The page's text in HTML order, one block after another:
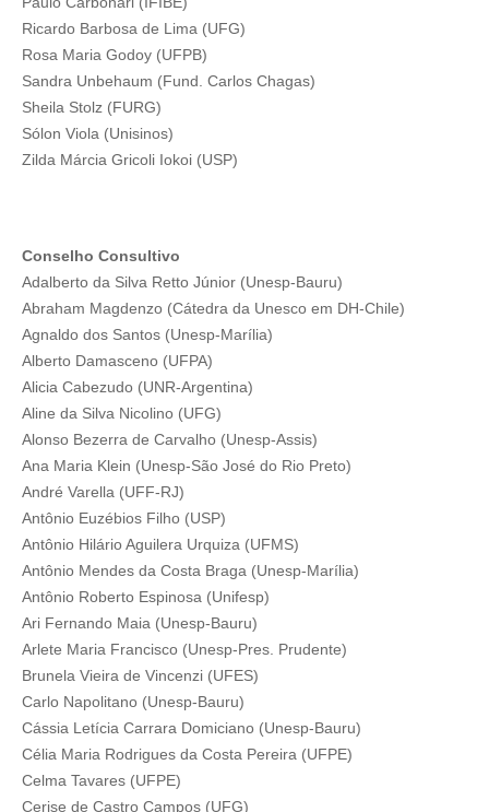
Ricardo Barbosa de Lima (UFG)
Rosa Maria Godoy (UFPB)
Sandra Unbehaum (Fund. Carlos Chagas)
Sheila Stolz (FURG)
Sólon Viola (Unisinos)
Zilda Márcia Gricoli Iokoi (USP)
Conselho Consultivo
Adalberto da Silva Retto Júnior (Unesp-Bauru)
Abraham Magdenzo (Cátedra da Unesco em DH-Chile)
Agnaldo dos Santos (Unesp-Marília)
Alberto Damasceno (UFPA)
Alicia Cabezudo (UNR-Argentina)
Aline da Silva Nicolino (UFG)
Alonso Bezerra de Carvalho (Unesp-Assis)
Ana Maria Klein (Unesp-São José do Rio Preto)
André Varella (UFF-RJ)
Antônio Euzébios Filho (USP)
Antônio Hilário Aguilera Urquiza (UFMS)
Antônio Mendes da Costa Braga (Unesp-Marília)
Antônio Roberto Espinosa (Unifesp)
Ari Fernando Maia (Unesp-Bauru)
Arlete Maria Francisco (Unesp-Pres. Prudente)
Brunela Vieira de Vincenzi (UFES)
Carlo Napolitano (Unesp-Bauru)
Cássia Letícia Carrara Domiciano (Unesp-Bauru)
Célia Maria Rodrigues da Costa Pereira (UFPE)
Celma Tavares (UFPE)
Cerise de Castro Campos (UFG)